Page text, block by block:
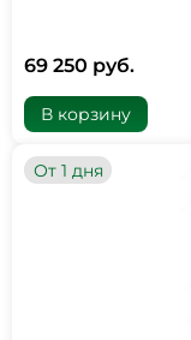
69 250 руб.
В корзину
От 1 дня